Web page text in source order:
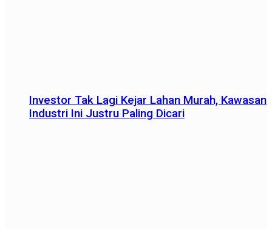
Investor Tak Lagi Kejar Lahan Murah, Kawasan
Industri Ini Justru Paling Dicari